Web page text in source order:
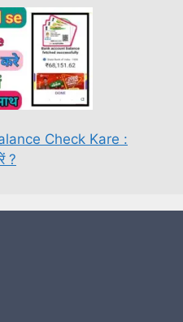
Check Kare :
?